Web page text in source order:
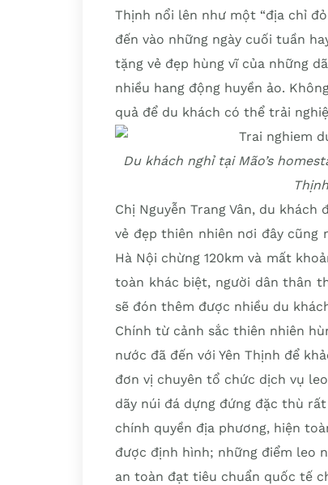
Thịnh nổi lên như một “địa chỉ
đến vào những ngày cuối tuần
tặng vẻ đẹp hùng vĩ của những
nhiều hang động huyền ảo.
quả để du khách có thể trải
Du khách nghỉ tại Mão’s
Chị Nguyễn Trang Vân, du
vẻ đẹp thiên nhiên nơi đây
Hà Nội chừng 120km và mất
toàn khác biệt, người dân thân
sẽ đón thêm được nhiều du
Chính từ cảnh sắc thiên nhiên
nước đã đến với Yên Thịnh để
đơn vị chuyên tổ chức dịch vụ
dãy núi đá dựng đứng đặc thù
chính quyền địa phương, hiện
được định hình; những điểm leo
an toàn đạt tiêu chuẩn quốc tế